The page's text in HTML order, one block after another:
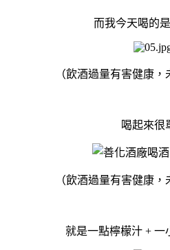
而我今天喝的
（飲酒過量有害健康，
喝起來很
（飲酒過量有害健康，
就是一點檸檬汁 + 一